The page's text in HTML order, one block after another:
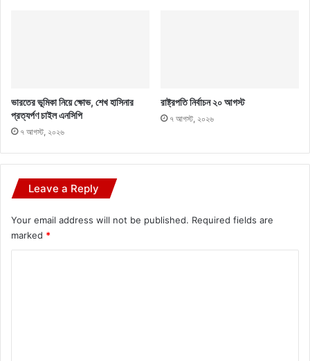
ভারতের ভূমিকা নিয়ে ক্ষোভ, শেখ হাসিনার
প্রত্যর্পণ চাইল এনসিপি
৭ আগস্ট, ২০২৬
রাষ্ট্রপতি নির্বাচন ২০ আগস্ট
৭ আগস্ট, ২০২৬
Leave a Reply
Your email address will not be published. Required fields are
marked *